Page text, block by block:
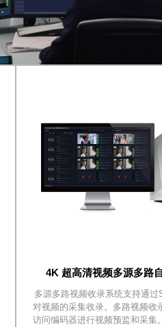
4K 超高清视频多源多路
多源多路视频收录系统支持通过
对视频的采集收录。多路视频收
访问编码器进行视频预监和采集